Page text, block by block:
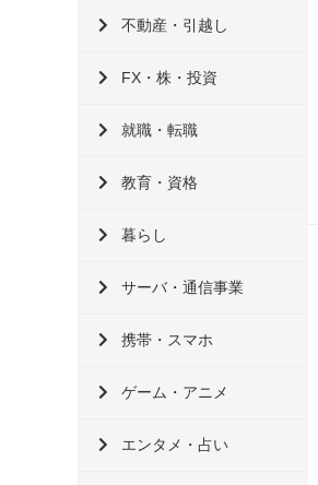
不動産・引越し
FX・株・投資
就職・転職
教育・資格
暮らし
サーバ・通信事業
携帯・スマホ
ゲーム・アニメ
エンタメ・占い